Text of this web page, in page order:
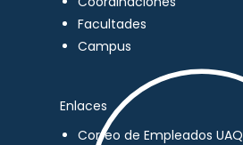
Facultades
Campus
Enlaces
Correo de Empleados UAQ